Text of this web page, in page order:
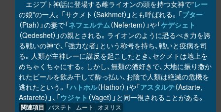
エジプト神話に登場する雌ライオンの頭を持つ女神で"レー
の娘"の一人。「サクメト（Sakhmet）」とも呼ばれる。「プター
（Ptah）」の妻で「ネフェルテム（Nefertem）」や「ケデシェト
（Qedeshet）」の親とされる。ライオンのように恐るべき力を誇
る戦いの神で、「強力な者」という称号を持ち、戦いと疫病を司
る。人類が主神レーに謀反を起こしたとき、セクメトは地上を
めちゃくちゃにする。しかし、無類の酒好きで、大地に振り撒か
れたビールを飲み干して酔っ払い、お陰で人類は絶滅の危機を
逃れたという。「ハトホル（Hathor）」や「アスタルテ（Astarte,
Astarete）」、「ウジャト （Vaget）」と同一視されることがある。
関連項目 バステト ムート オヌリス